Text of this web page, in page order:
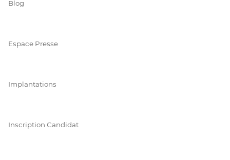
Blog
Espace Presse
Implantations
Inscription Candidat